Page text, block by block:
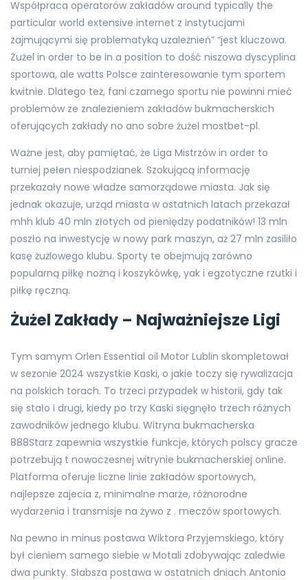
Współpraca operatorów zakładów around typically the
particular world extensive internet z instytucjami
zajmującymi się problematyką uzależnień” “jest kluczowa.
Żużel in order to be in a position to dość niszowa dyscyplina
sportowa, ale watts Polsce zainteresowanie tym sportem
kwitnie. Dlatego też, fani czarnego sportu nie powinni mieć
problemów ze znalezieniem zakładów bukmacherskich
oferujących zakłady no ano sobre żużel mostbet-pl.
Ważne jest, aby pamiętać, że Liga Mistrzów in order to
turniej pełen niespodzianek. Szokującą informację
przekazały nowe władze samorządowe miasta. Jak się
jednak okazuje, urząd miasta w ostatnich latach przekazał
mhh klub 40 mln złotych od pieniędzy podatników! 13 mln
poszło na inwestycję w nowy park maszyn, aż 27 mln zasiliło
kasę żużlowego klubu. Sporty te obejmują zarówno
popularną piłkę nożną i koszykówkę, yak i egzotyczne rzutki i
piłkę ręczną.
Żużel Zakłady – Najważniejsze Ligi
Tym samym Orlen Essential oil Motor Lublin skompletował
w sezonie 2024 wszystkie Kaski, o jakie toczy się rywalizacja
na polskich torach. To trzeci przypadek w historii, gdy tak
się stało i drugi, kiedy po trzy Kaski sięgnęło trzech różnych
zawodników jednego klubu. Witryna bukmacherska
888Starz zapewnia wszystkie funkcje, których polscy gracze
potrzebują t nowoczesnej witrynie bukmacherskiej online.
Platforma oferuje liczne linie zakładów sportowych,
najlepsze zajecia z, minimalne marże, różnorodne
wydarzenia i transmisje na żywo z . meczów sportowych.
Na pewno in minus postawa Wiktora Przyjemskiego, który
był cieniem samego siebie w Motali zdobywając zaledwie
dwa punkty. Słabsza postawa w ostatnich dniach Antonio